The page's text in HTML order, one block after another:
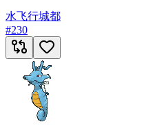
水飞行城都
#230